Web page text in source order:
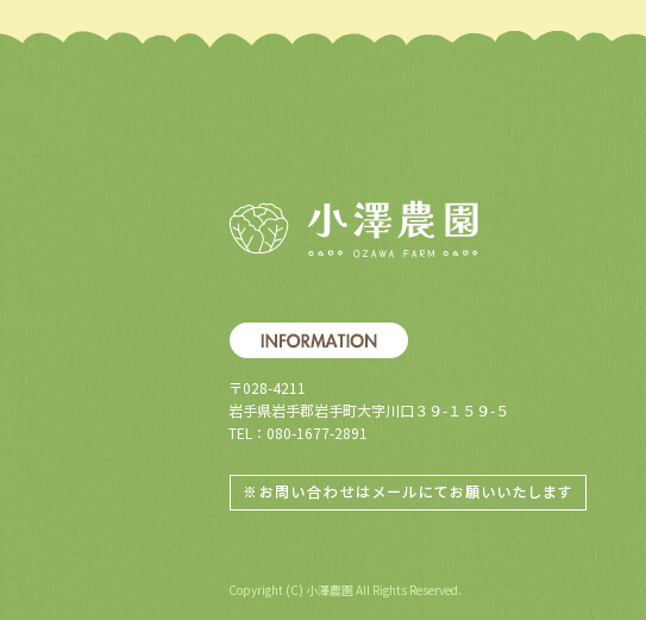
〒028-4211
岩手県岩手郡岩手町大字川口３９-１５９-５
TEL：080-1677-2891
Copyright (C) 小澤農園 All Rights Reserved.